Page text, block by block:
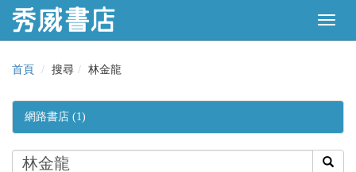
首頁 搜尋 林金龍
網路書店 (1)